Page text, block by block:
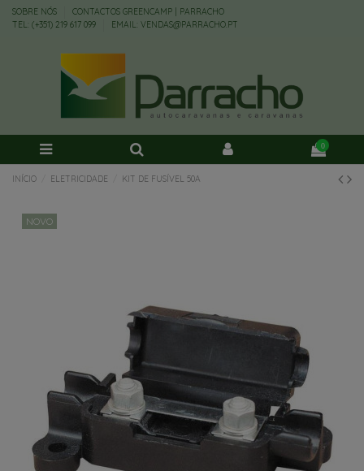
SOBRE NÓS
CONTACTOS GREENCAMP | PARRACHO
TEL: (+351) 219 617 099
EMAIL: VENDAS@PARRACHO.PT
0
INÍCIO ELETRICIDADE KIT DE FUSÍVEL 50A
NOVO